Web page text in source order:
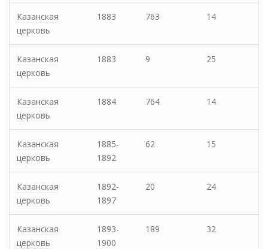
Казанская
церковь
1883 763 14
Казанская
церковь
1883 9 25
Казанская
церковь
1884 764 14
Казанская
церковь
1885-
1892
62 15
Казанская
церковь
1892-
1897
20 24
Казанская
церковь
1893-
1900
189 32